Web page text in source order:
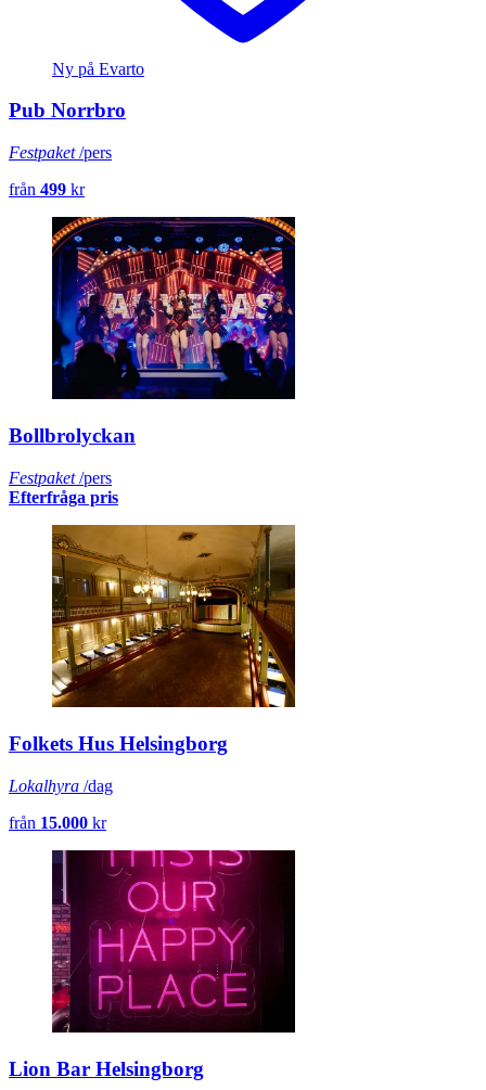
Ny på Evarto
Pub Norrbro
Festpaket/pers
från 499 kr
Bollbrolyckan
Festpaket/pers
Efterfråga pris
Folkets Hus Helsingborg
Lokalhyra /dag
från 15.000 kr
Lion Bar Helsingborg